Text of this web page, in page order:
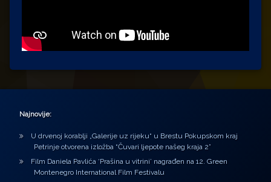
Najnovije:
U drvenoj korablji „Galerije uz rijeku“ u Brestu Pokupskom kraj
Petrinje otvorena izložba “Čuvari ljepote našeg kraja 2”
Film Daniela Pavlića ‘Prašina u vitrini’ nagrađen na 12. Green
Montenegro International Film Festivalu